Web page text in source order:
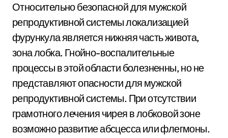
Относительно безопасной для мужской
репродуктивной системы локализацией
фурункула является нижняя часть живота,
зона лобка. Гнойно-воспалительные
процессы в этой области болезненны, но не
представляют опасности для мужской
репродуктивной системы. При отсутствии
грамотного лечения чирея в лобковой зоне
возможно развитие абсцесса или флегмоны.